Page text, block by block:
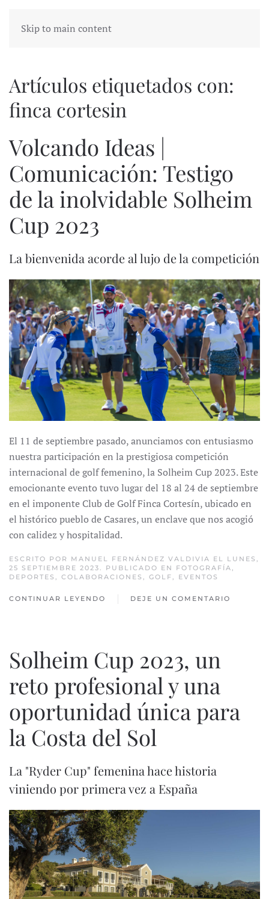
Skip to main content
Artículos etiquetados con:
finca cortesin
Volcando Ideas |
Comunicación: Testigo
de la inolvidable Solheim
Cup 2023
La bienvenida acorde al lujo de la competición
El 11 de septiembre pasado, anunciamos con entusiasmo
nuestra participación en la prestigiosa competición
internacional de golf femenino, la Solheim Cup 2023. Este
emocionante evento tuvo lugar del 18 al 24 de septiembre
en el imponente Club de Golf Finca Cortesín, ubicado en
el histórico pueblo de Casares, un enclave que nos acogió
con calidez y hospitalidad.
ESCRITO POR MANUEL FERNÁNDEZ VALDIVIA EL LUNES,
25 SEPTIEMBRE 2023. PUBLICADO EN FOTOGRAFÍA,
DEPORTES , COLABORACIONES , GOLF, EVENTOS
CONTINUAR LEYENDO DEJE UN COMENTARIO
Solheim Cup 2023, un
reto profesional y una
oportunidad única para
la Costa del Sol
La "Ryder Cup" femenina hace historia
viniendo por primera vez a España